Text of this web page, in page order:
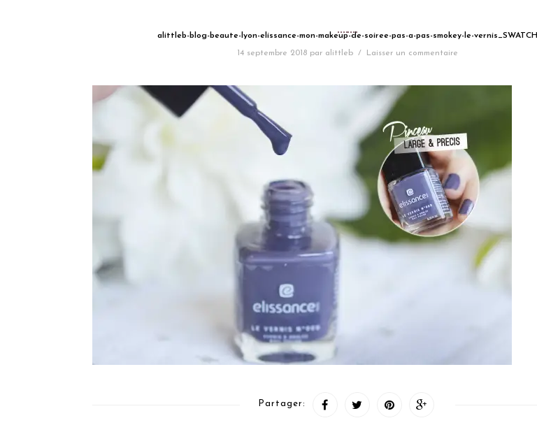
alittleb-blog-beaute-lyon-elissance-mon-makeup-de-soiree-pas-a-pas-smokey-le-vernis_SWATCH
14 septembre 2018 par alittleb / Laisser un commentaire
Partager: